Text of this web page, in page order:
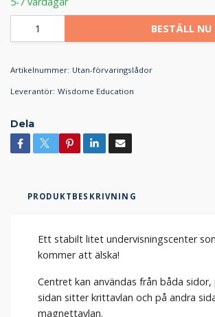
BESTÄLL NU
Artikelnummer: Utan-förvaringslådor
Leverantör: Wisdome Education
Dela
PRODUKTBESKRIVNING
Ett stabilt litet undervisningscenter
kommer att älska!
Centret kan användas från båda sidor,
sidan sitter krittavlan och på andra
magnettavlan.